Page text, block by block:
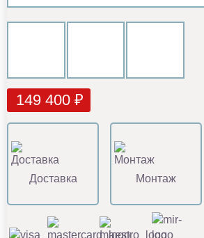
149 400 ₽
Доставка Монтаж